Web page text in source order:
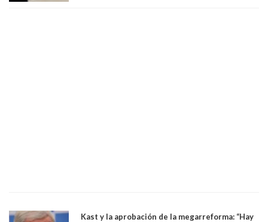
Kast y la aprobación de la megarreforma: “Hay